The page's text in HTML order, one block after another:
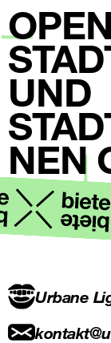
UND
NEN
Urbane